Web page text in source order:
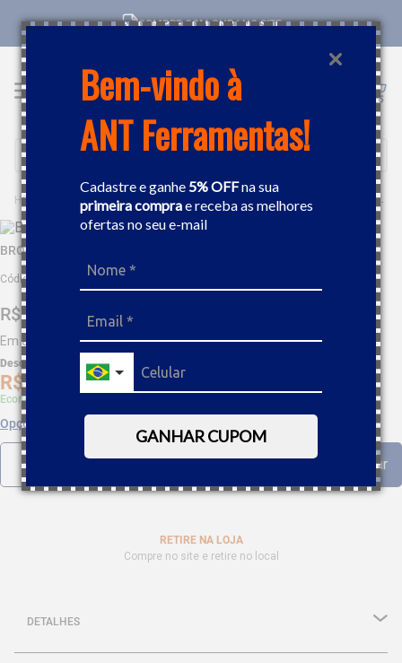
Bem-vindo à
ANT Ferramentas!
Cadastre e ganhe5% OFFna sua
primeira comprae receba as melhores
ofertas no seu e-mail
GANHAR CUPOM
COMPRE COM CNPJ NO SITE
Buscar
FERRAMENTAS PEÇAS E ACESSÓRIOS
BROCA DE AÇO RÁPIDO HSS 1/4 BOSCH 2608577328U
Código
R$ 10
Em até 10,10sem juros
Desc. de
R$
Economize 5% à vista com Boleto, PIX
Opções de parcelamento
RETIRE NA LOJA
Compre no site e retire no local
DETALHES